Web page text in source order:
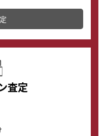
に出すことが可能で
査定